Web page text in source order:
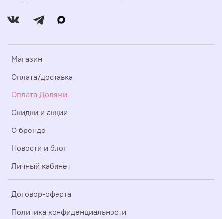
Магазин
Оплата/доставка
Оплата Долями
Скидки и акции
О бренде
Новости и блог
Личный кабинет
Договор-оферта
Политика конфиденциальности